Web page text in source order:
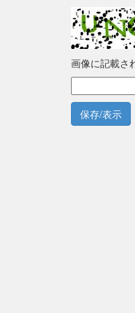
画像に記載さ
保存/表示